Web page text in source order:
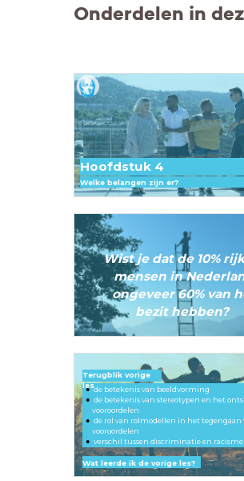
Onderdelen in
Hoofdstuk 4
Welke belangen zijn er?
Wist je dat de 10%
mensen in
ongeveer 60% van
bezit hebben?
Wat leerde ik de vorige les?
de betekenis van beeldvorming
de betekenis van stereotypen en het
vooroordelen
de rol van rolmodellen in het tegengaan
vooroordelen
verschil tussen discriminatie en racisme
Terugblik vorige
les